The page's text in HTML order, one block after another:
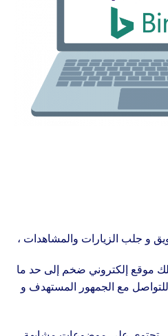
و جلب الزيارات والمشاهدات ،
موقع إلكتروني ضخم إلى حد ما
مع الجمهور المستهدف و